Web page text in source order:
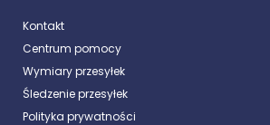
Kontakt
Centrum pomocy
Wymiary przesyłek
Śledzenie przesyłek
Polityka prywatności